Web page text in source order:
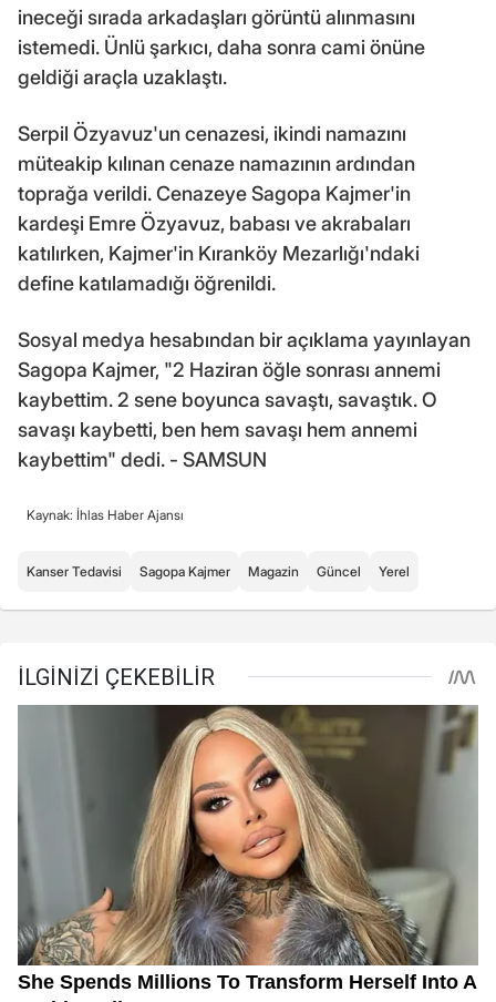
ineceği sırada arkadaşları görüntü alınmasını
istemedi. Ünlü şarkıcı, daha sonra cami önüne
geldiği araçla uzaklaştı.
Serpil Özyavuz'un cenazesi, ikindi namazını
müteakip kılınan cenaze namazının ardından
toprağa verildi. Cenazeye Sagopa Kajmer'in
kardeşi Emre Özyavuz, babası ve akrabaları
katılırken, Kajmer'in Kıranköy Mezarlığı'ndaki
define katılamadığı öğrenildi.
Sosyal medya hesabından bir açıklama yayınlayan
Sagopa Kajmer, "2 Haziran öğle sonrası annemi
kaybettim. 2 sene boyunca savaştı, savaştık. O
savaşı kaybetti, ben hem savaşı hem annemi
kaybettim" dedi. - SAMSUN
Kaynak: İhlas Haber Ajansı
Kanser Tedavisi Sagopa Kajmer Magazin Güncel Yerel